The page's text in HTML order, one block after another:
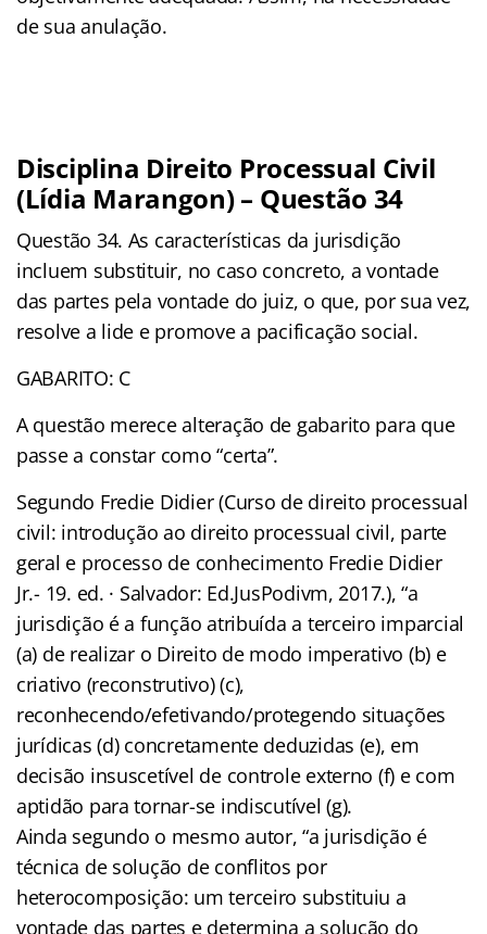
de sua anulação.
Disciplina Direito Processual Civil
(Lídia Marangon) – Questão 34
Questão 34. As características da jurisdição
incluem substituir, no caso concreto, a vontade
das partes pela vontade do juiz, o que, por sua vez,
resolve a lide e promove a pacificação social.
GABARITO: C
A questão merece alteração de gabarito para que
passe a constar como “certa”.
Segundo Fredie Didier (Curso de direito processual
civil: introdução ao direito processual civil, parte
geral e processo de conhecimento Fredie Didier
Jr.- 19. ed. · Salvador: Ed.JusPodivm, 2017.), “a
jurisdição é a função atribuída a terceiro imparcial
(a) de realizar o Direito de modo imperativo (b) e
criativo (reconstrutivo) (c),
reconhecendo/efetivando/protegendo situações
jurídicas (d) concretamente deduzidas (e), em
decisão insuscetível de controle externo (f) e com
aptidão para tornar-se indiscutível (g).
Ainda segundo o mesmo autor, “a jurisdição é
técnica de solução de conflitos por
heterocomposição: um terceiro substituiu a
vontade das partes e determina a solução do